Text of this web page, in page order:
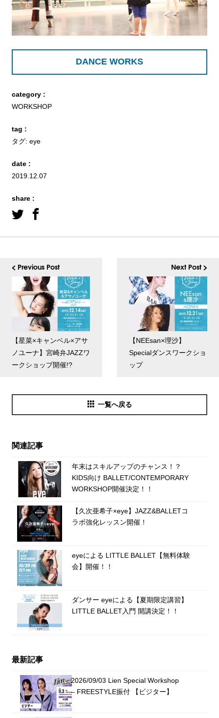
DANCE WORKS
category :
WORKSHOP
tag :
タグ: eye
date :
2019.12.07
share :
< Previous Post
【星菜×キャンベル×アサ
ノユーナ】宮崎弁JAZZワ
ークショップ開催!?
Next Post >
【NEEsan×理沙】
Specialダンスワークショ
ップ
一覧へ戻る
関連記事
年末はスキルアップのチャンス！？
KIDS向け BALLET/CONTEMPORARY
WORKSHOP開催決定！！
【久次亜希子×eye】JAZZ&BALLETコ
ラボ強化レッスン開催！
eyeによる LITTLE BALLET【無料体験
会】開催！！
ダンサー eyeによる【夏期限定講習】
LITTLE BALLET入門 開講決定！！
最新記事
2026/09/03 Lien Special Workshop
– FREESTYLE振付 【ビジター】